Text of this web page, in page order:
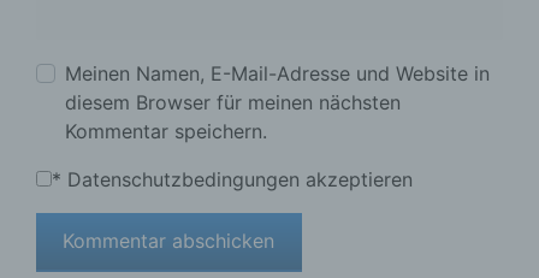
Meinen Namen, E-Mail-Adresse und Website in
diesem Browser für meinen nächsten
Kommentar speichern.
* Datenschutzbedingungen akzeptieren